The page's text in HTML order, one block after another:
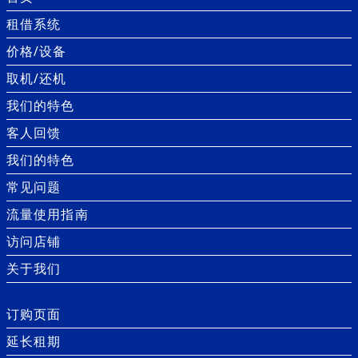
租借系统
价格/设备
取机/还机
我们的特色
客人回馈
我们的特色
常见问题
流量使用指南
访问店铺
关于我们
订购页面
延长租期